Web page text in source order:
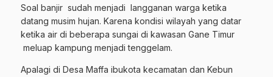
Soal banjir sudah menjadi langganan warga ketika
datang musim hujan. Karena kondisi wilayah yang datar
ketika air di beberapa sungai di kawasan Gane Timur
meluap kampung menjadi tenggelam.
Apalagi di Desa Maffa ibukota kecamatan dan Kebun